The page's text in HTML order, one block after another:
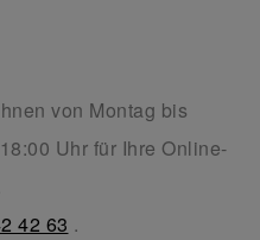
von Montag bis
Uhr für Ihre Online-
42 63 .